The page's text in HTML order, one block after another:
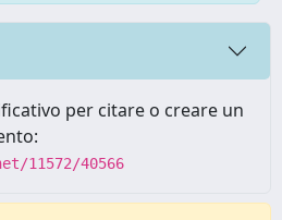
per citare o creare un
11572/40566